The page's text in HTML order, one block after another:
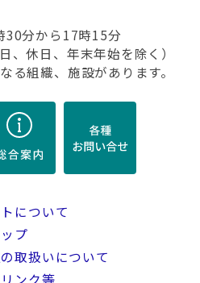
30分から17時15分
、休日、年末年始を除く）
組織、施設があります。
について
プ
取扱いについて